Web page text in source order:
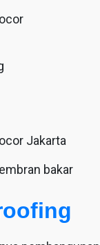
bakar